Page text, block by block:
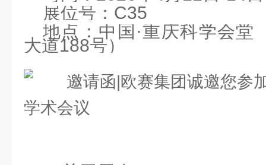
展位号：C35
地点：中国·重庆科学会堂
大道188号）